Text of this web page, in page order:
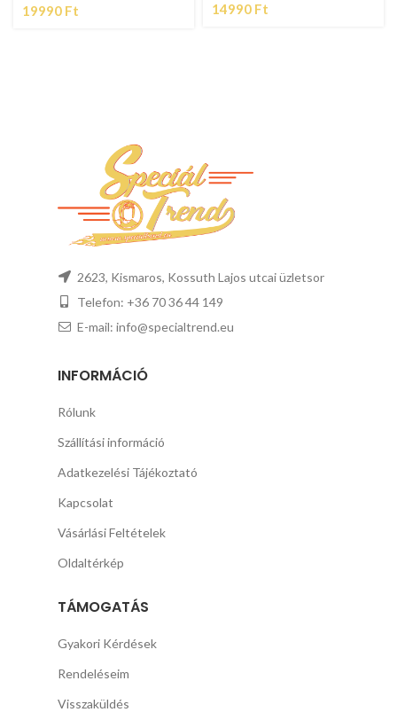
19990 Ft 14990 Ft
2623, Kismaros, Kossuth Lajos utcai üzletsor
Telefon: +36 70 36 44 149
E-mail: info@specialtrend.eu
INFORMÁCIÓ
Rólunk
Szállítási információ
Adatkezelési Tájékoztató
Kapcsolat
Vásárlási Feltételek
Oldaltérkép
TÁMOGATÁS
Gyakori Kérdések
Rendeléseim
Visszaküldés